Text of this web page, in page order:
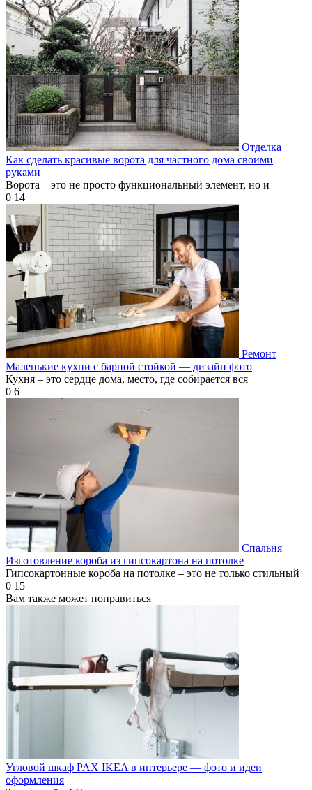
Отделка
Как сделать красивые ворота для частного дома своими
руками
Ворота – это не просто функциональный элемент, но и
0 14
Ремонт
Маленькие кухни с барной стойкой — дизайн фото
Кухня – это сердце дома, место, где собирается вся
0 6
Спальня
Изготовление короба из гипсокартона на потолке
Гипсокартонные короба на потолке – это не только стильный
0 15
Вам также может понравиться
Угловой шкаф PAX IKEA в интерьере — фото и идеи
оформления